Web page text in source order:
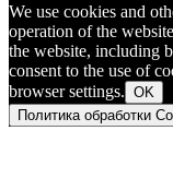
We use cookies and
operation of the
the website, including
consent to the use of
browser settings. OK
Политика обработки